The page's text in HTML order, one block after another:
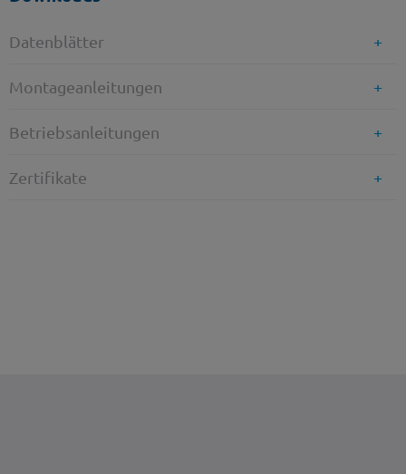
Datenblätter
Montageanleitungen
Betriebsanleitungen
Zertifikate